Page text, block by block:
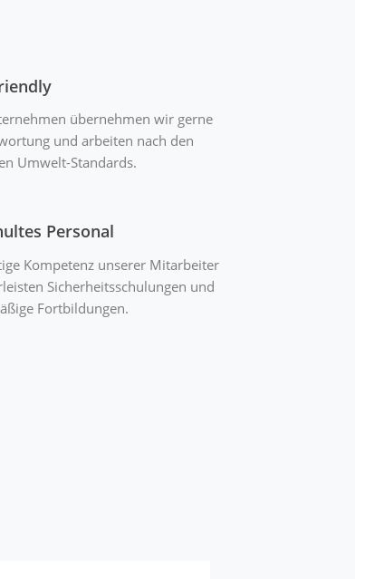
übernehmen wir gerne
und arbeiten nach den
Umwelt-Standards.
Personal
Kompetenz unserer Mitarbeiter
Sicherheitsschulungen und
Fortbildungen.